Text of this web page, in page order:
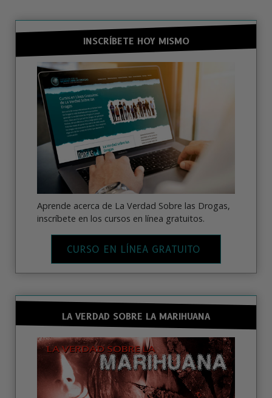
INSCRÍBETE HOY MISMO
Aprende acerca de La Verdad Sobre las Drogas,
inscríbete en los cursos en línea gratuitos.
CURSO EN LÍNEA GRATUITO
LA VERDAD SOBRE LA MARIHUANA